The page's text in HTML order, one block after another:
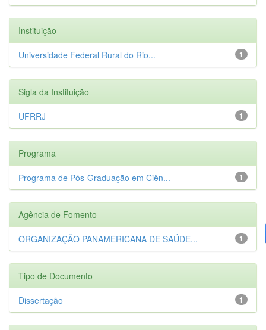
Instituição
1
Universidade Federal Rural do Rio...
Sigla da Instituição
1
UFRRJ
Programa
1
Programa de Pós-Graduação em Ciên...
Agência de Fomento
1
ORGANIZAÇÃO PANAMERICANA DE SAÚDE...
Tipo de Documento
1
Dissertação